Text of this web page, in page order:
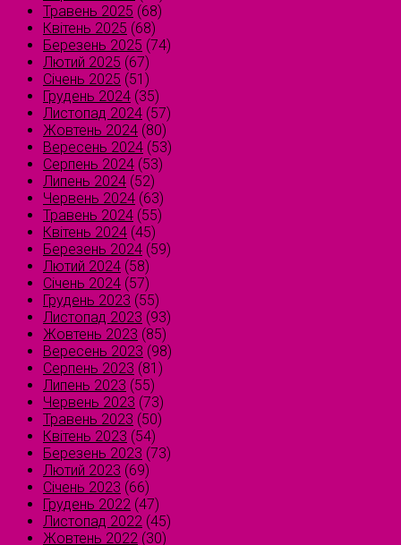
Травень 2025 (68)
Квітень 2025 (68)
Березень 2025 (74)
Лютий 2025 (67)
Січень 2025 (51)
Грудень 2024 (35)
Листопад 2024 (57)
Жовтень 2024 (80)
Вересень 2024 (53)
Серпень 2024 (53)
Липень 2024 (52)
Червень 2024 (63)
Травень 2024 (55)
Квітень 2024 (45)
Березень 2024 (59)
Лютий 2024 (58)
Січень 2024 (57)
Грудень 2023 (55)
Листопад 2023 (93)
Жовтень 2023 (85)
Вересень 2023 (98)
Серпень 2023 (81)
Липень 2023 (55)
Червень 2023 (73)
Травень 2023 (50)
Квітень 2023 (54)
Березень 2023 (73)
Лютий 2023 (69)
Січень 2023 (66)
Грудень 2022 (47)
Листопад 2022 (45)
Жовтень 2022 (30)